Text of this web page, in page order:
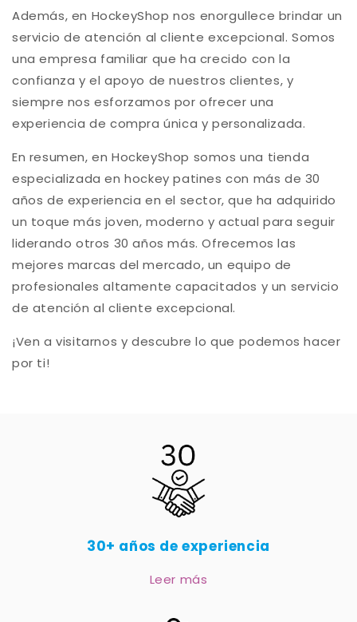
Además, en HockeyShop nos enorgullece brindar un
servicio de atención al cliente excepcional. Somos
una empresa familiar que ha crecido con la
confianza y el apoyo de nuestros clientes, y
siempre nos esforzamos por ofrecer una
experiencia de compra única y personalizada.
En resumen, en HockeyShop somos una tienda
especializada en hockey patines con más de 30
años de experiencia en el sector, que ha adquirido
un toque más joven, moderno y actual para seguir
liderando otros 30 años más. Ofrecemos las
mejores marcas del mercado, un equipo de
profesionales altamente capacitados y un servicio
de atención al cliente excepcional.
¡Ven a visitarnos y descubre lo que podemos hacer
por ti!
30+ años de experiencia
Leer más